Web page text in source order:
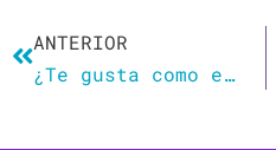
ANTERIOR
¿Te gusta como eres o vives acomplejada?